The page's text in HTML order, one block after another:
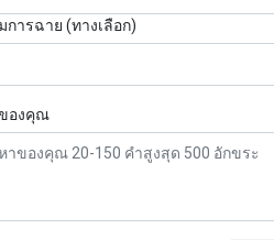
การฉาย (ทางเลือก)
องคุณ